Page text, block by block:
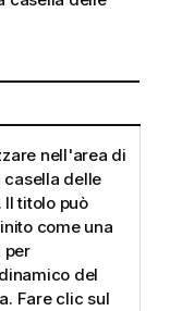
nell'area di
casella delle
Il titolo può
come una
per
del
Fare clic sul